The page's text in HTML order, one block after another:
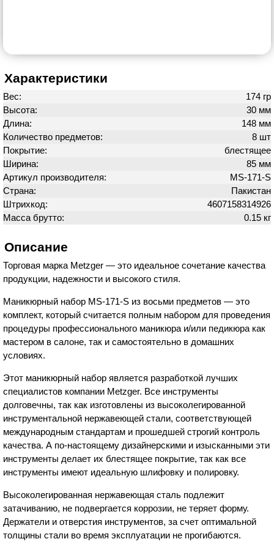
Характеристики
Вес:
174 гр
Высота:
30 мм
Длина:
148 мм
Количество предметов:
8 шт
Покрытие:
блестящее
Ширина:
85 мм
Артикул производителя:
MS-171-S
Страна:
Пакистан
Штрихкод:
4607158314926
Масса брутто:
0.15 кг
Описание
Торговая марка Metzger — это идеальное сочетание качества
продукции, надежности и высокого стиля.
Маникюрный набор MS-171-S из восьми предметов — это
комплект, который считается полным набором для проведения
процедуры профессионального маникюра и/или педикюра как
мастером в салоне, так и самостоятельно в домашних
условиях.
Этот маникюрный набор является разработкой лучших
специалистов компании Metzger. Все инструменты
долговечны, так как изготовлены из высоколегированной
инструментальной нержавеющей стали, соответствующей
международным стандартам и прошедшей строгий контроль
качества. А по-настоящему дизайнерскими и изысканными эти
инструменты делает их блестящее покрытие, так как все
инструменты имеют идеальную шлифовку и полировку.
Высоколегированная нержавеющая сталь подлежит
затачиванию, не подвергается коррозии, не теряет форму.
Держатели и отверстия инструментов, за счет оптимальной
толщины стали во время эксплуатации не прогибаются.